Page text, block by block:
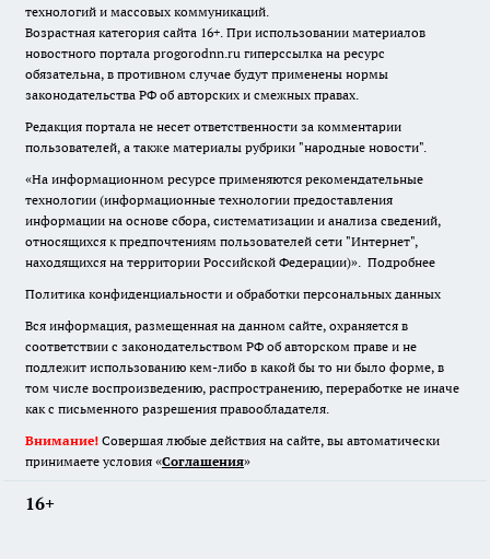
технологий и массовых коммуникаций.
Возрастная категория сайта 16+. При использовании материалов
новостного портала progorodnn.ru гиперссылка на ресурс
обязательна, в противном случае будут применены нормы
законодательства РФ об авторских и смежных правах.
Редакция портала не несет ответственности за комментарии
пользователей, а также материалы рубрики "народные новости".
«На информационном ресурсе применяются рекомендательные
технологии (информационные технологии предоставления
информации на основе сбора, систематизации и анализа сведений,
относящихся к предпочтениям пользователей сети "Интернет",
находящихся на территории Российской Федерации)». Подробнее
Политика конфиденциальности и обработки персональных данных
Вся информация, размещенная на данном сайте, охраняется в
соответствии с законодательством РФ об авторском праве и не
подлежит использованию кем-либо в какой бы то ни было форме, в
том числе воспроизведению, распространению, переработке не иначе
как с письменного разрешения правообладателя.
Внимание! Совершая любые действия на сайте, вы автоматически
принимаете условия «Cоглашения»
16+